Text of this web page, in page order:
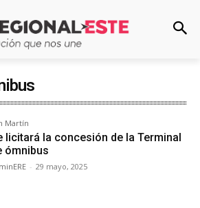
Martín
licitará la concesión de la Terminal
ómnibus
- 29 mayo, 2025